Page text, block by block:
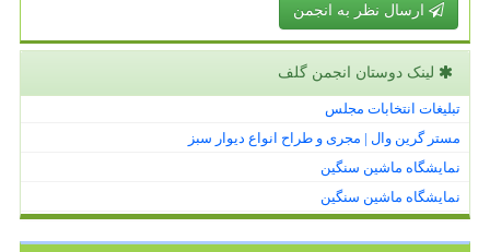
ارسال نظر به انجمن
لینک دوستان انجمن گلف
تبلیغات انتخابات مجلس
مستر گرین وال | مجری و طراح انواع دیوار سبز
نمایشگاه ماشین سنگین
نمایشگاه ماشین سنگین